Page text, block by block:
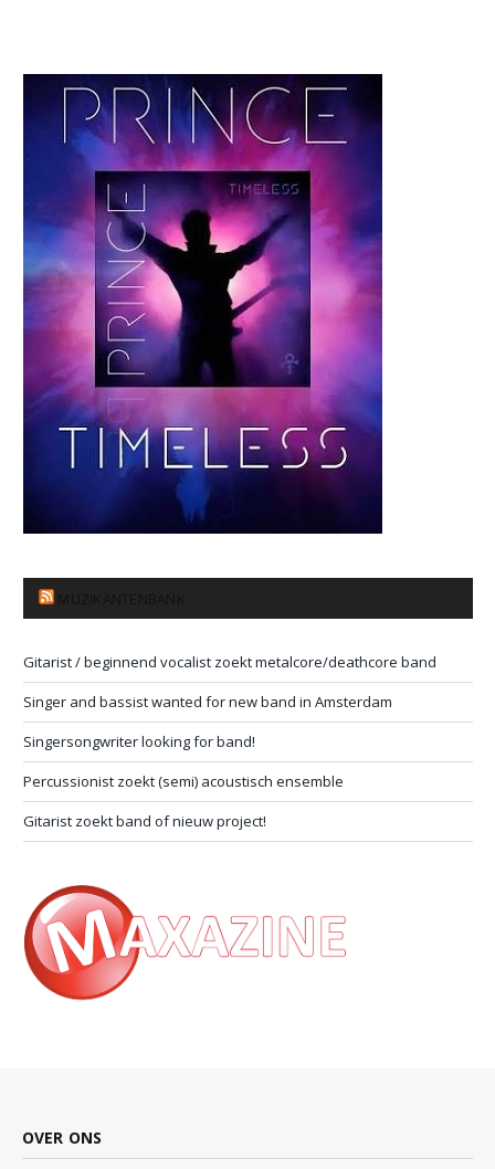
Gitarist / beginnend vocalist zoekt metalcore/deathcore band
Singer and bassist wanted for new band in Amsterdam
Singersongwriter looking for band!
Percussionist zoekt (semi) acoustisch ensemble
Gitarist zoekt band of nieuw project!
OVER ONS